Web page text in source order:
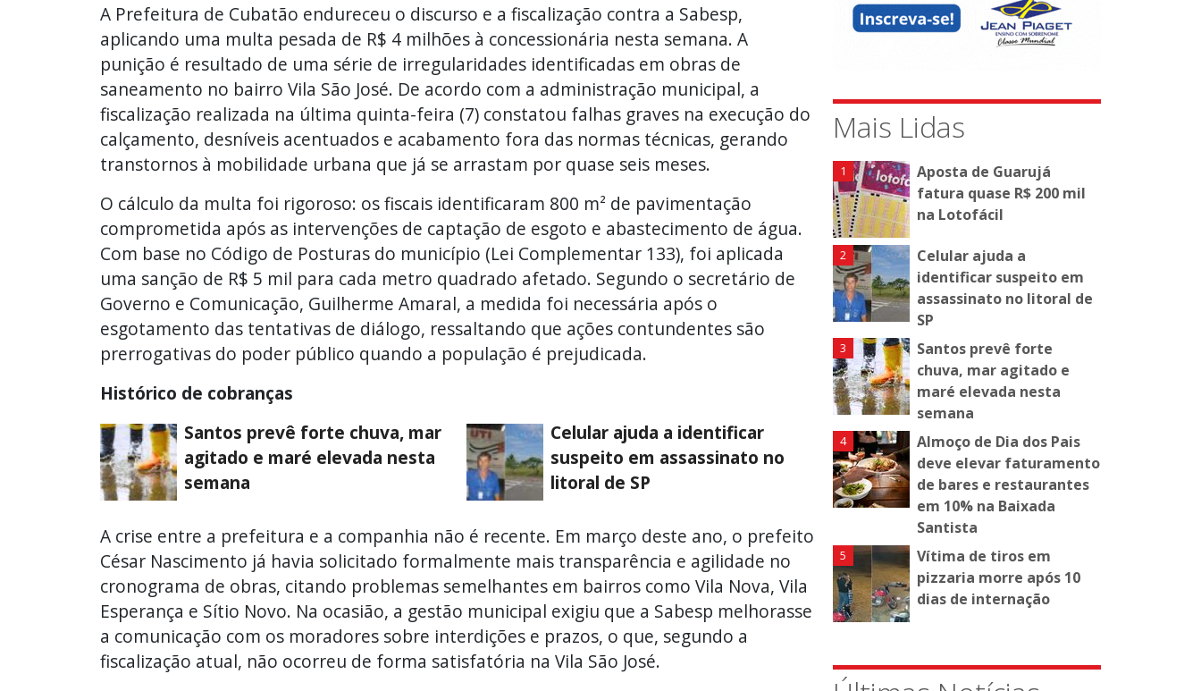
A Prefeitura de Cubatão endureceu o discurso e a fiscalização contra a Sabesp,
aplicando uma multa pesada de R$ 4 milhões à concessionária nesta semana. A
punição é resultado de uma série de irregularidades identificadas em obras de
saneamento no bairro Vila São José. De acordo com a administração municipal, a
fiscalização realizada na última quinta-feira (7) constatou falhas graves na execução do
calçamento, desníveis acentuados e acabamento fora das normas técnicas, gerando
transtornos à mobilidade urbana que já se arrastam por quase seis meses.
O cálculo da multa foi rigoroso: os fiscais identificaram 800 m² de pavimentação
comprometida após as intervenções de captação de esgoto e abastecimento de água.
Com base no Código de Posturas do município (Lei Complementar 133), foi aplicada
uma sanção de R$ 5 mil para cada metro quadrado afetado. Segundo o secretário de
Governo e Comunicação, Guilherme Amaral, a medida foi necessária após o
esgotamento das tentativas de diálogo, ressaltando que ações contundentes são
prerrogativas do poder público quando a população é prejudicada.
Histórico de cobranças
Santos prevê forte chuva, mar
agitado e maré elevada nesta
semana
Celular ajuda a identificar
suspeito em assassinato no
litoral de SP
A crise entre a prefeitura e a companhia não é recente. Em março deste ano, o prefeito
César Nascimento já havia solicitado formalmente mais transparência e agilidade no
cronograma de obras, citando problemas semelhantes em bairros como Vila Nova, Vila
Esperança e Sítio Novo. Na ocasião, a gestão municipal exigiu que a Sabesp melhorasse
a comunicação com os moradores sobre interdições e prazos, o que, segundo a
fiscalização atual, não ocorreu de forma satisfatória na Vila São José.
Mais Lidas
Aposta de Guarujá
fatura quase R$ 200 mil
na Lotofácil
Celular ajuda a
identificar suspeito em
assassinato no litoral de
SP
Santos prevê forte
chuva, mar agitado e
maré elevada nesta
semana
Almoço de Dia dos Pais
deve elevar faturamento
de bares e restaurantes
em 10% na Baixada
Santista
Vítima de tiros em
pizzaria morre após 10
dias de internação